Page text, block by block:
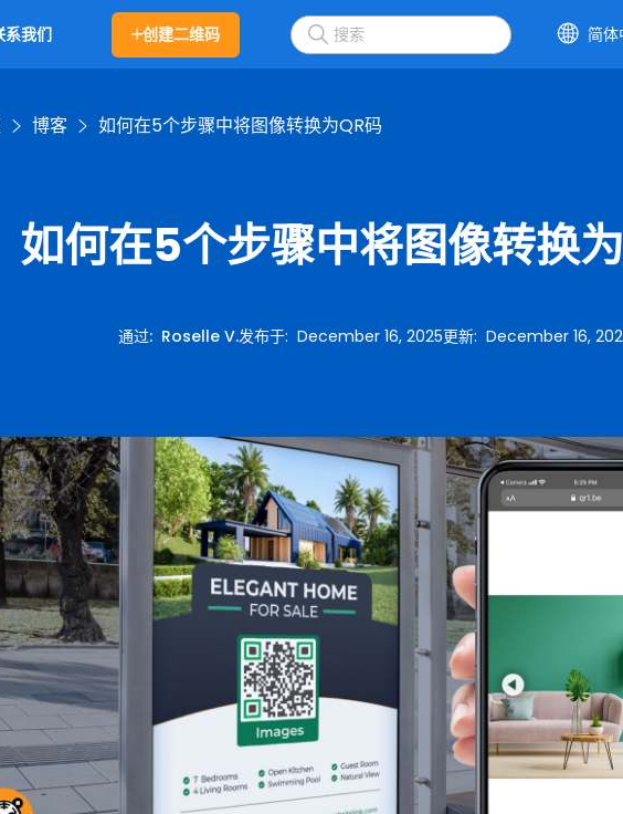
系我们 创建二维码 简体
博客 如何在5个步骤中将图像转换为QR码
如何在5个步骤中将图像转换
通过: Roselle V.发布于:December 16, 2025更新:December 16,